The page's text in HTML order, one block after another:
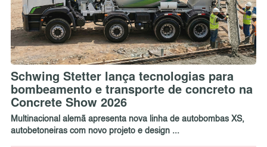
Schwing Stetter lança tecnologias para
bombeamento e transporte de concreto na
Concrete Show 2026
Multinacional alemã apresenta nova linha de autobombas XS,
autobetoneiras com novo projeto e design ...